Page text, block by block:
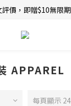
| 即送 $12 購物金當
價，即贈$10無限
| 即送 $12 購物金當
APPAREL
每頁顯示